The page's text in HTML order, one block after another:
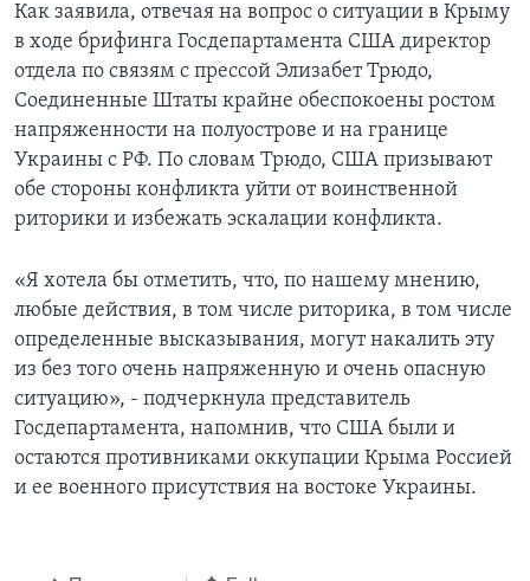
Как заявила, отвечая на вопрос о ситуации в Крыму
в ходе брифинга Госдепартамента США директор
отдела по связям с прессой Элизабет Трюдо,
Соединенные Штаты крайне обеспокоены ростом
напряженности на полуострове и на границе
Украины с РФ. По словам Трюдо, США призывают
обе стороны конфликта уйти от воинственной
риторики и избежать эскалации конфликта.
«Я хотела бы отметить, что, по нашему мнению,
любые действия, в том числе риторика, в том числе
определенные высказывания, могут накалить эту
из без того очень напряженную и очень опасную
ситуацию», - подчеркнула представитель
Госдепартамента, напомнив, что США были и
остаются противниками оккупации Крыма Россией
и ее военного присутствия на востоке Украины.